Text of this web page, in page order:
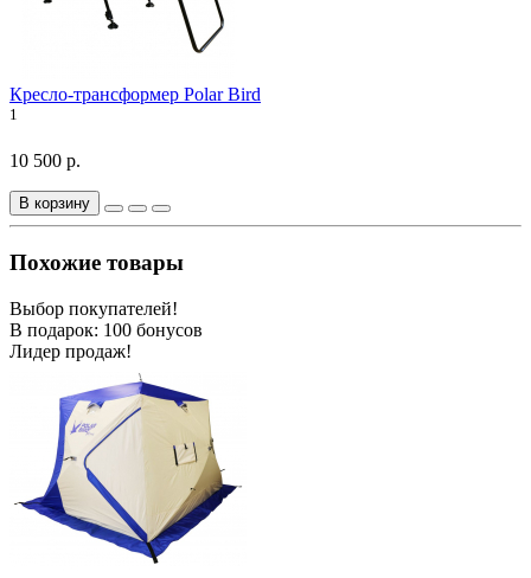
Кресло-трансформер Polar Bird
1
10 500 р.
В корзину
Похожие товары
Выбор покупателей!
В подарок: 100 бонусов
Лидер продаж!